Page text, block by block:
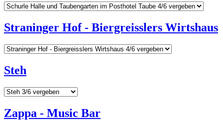
Straninger Hof - Biergreisslers Wirtshaus
Steh
Zappa - Music Bar